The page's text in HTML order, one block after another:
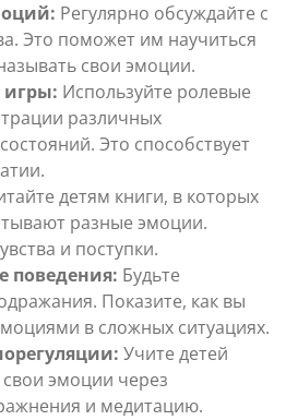
Регулярно обсуждайте с
Это поможет им научиться
свои эмоции.
игры: Используйте ролевые
различных
Это способствует
детям книги, в которых
разные эмоции.
и поступки.
поведения: Будьте
Показите, как вы
в сложных ситуациях.
Учите детей
эмоции через
и медитацию.